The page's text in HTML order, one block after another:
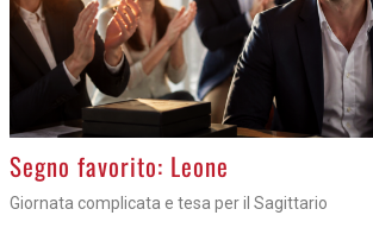
>
Segno favorito: Leone
Giornata complicata e tesa per il Sagittario